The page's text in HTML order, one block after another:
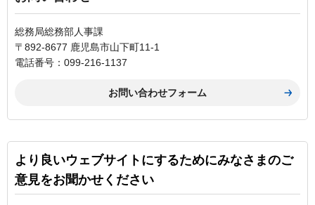
総務局総務部人事課
〒892-8677 鹿児島市山下町11-1
電話番号：099-216-1137
より良いウェブサイトにするためにみなさまのご
意見をお聞かせください